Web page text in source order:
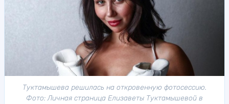
Туктамышева решилась на откровенную фотосессию.
Фото: Личная страница Елизаветы Туктамышевой в